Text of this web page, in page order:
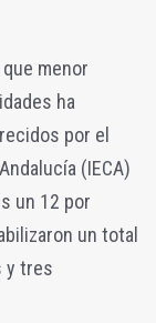
menor
ha
por el
(IECA)
un 12 por
un total
y tres